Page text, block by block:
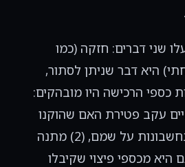
שני דברים: חזקה (כמו
היא דבר שניתן לסתור,
כספי הרכישה היו מובהקים:
עקב פטירת האם שהוקנו
לקטינים והופקדו בחשבונות על שמם, (2) מתנה
מכספי פיצוי שקיבלו